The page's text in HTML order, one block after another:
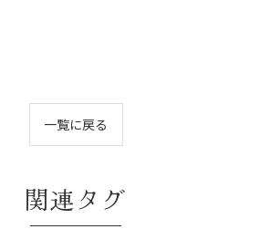
一覧に戻る
関連タグ